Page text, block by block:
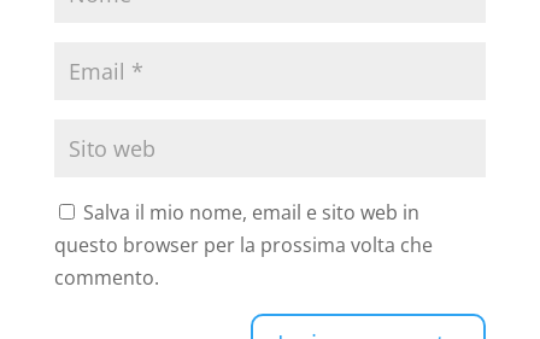
Salva il mio nome, email e sito web in
questo browser per la prossima volta che
commento.